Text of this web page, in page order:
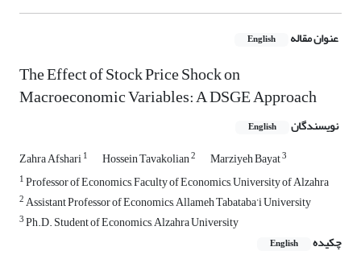
عنوان مقاله English
The Effect of Stock Price Shock on
Macroeconomic Variables: A DSGE Approach
نویسندگان English
Zahra Afshari1 Hossein Tavakolian2 Marziyeh Bayat3
1Professor of Economics, Faculty of Economics, University of Alzahra
2Assistant Professor of Economics, Allameh Tabataba’i University
3Ph.D. Student of Economics, Alzahra University
چکیده
English